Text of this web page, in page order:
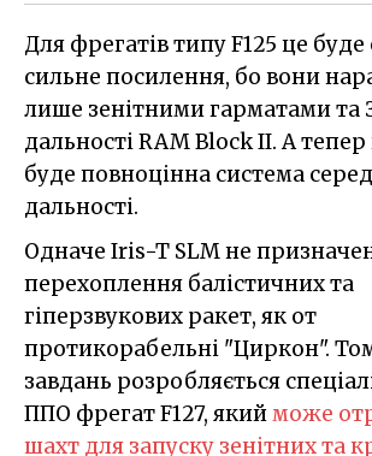
Для фрегатів типу F125 це
сильне посилення, бо вони
лише зенітними гарматами та
дальності RAM Block II. А
буде повноцінна система
дальності.
Одначе Iris-T SLM не
перехоплення балістичних та
гіперзвукових ракет, як от
протикорабельні "Циркон".
завдань розробляється
ППО фрегат F127, якийможе
шахт для запуску зенітних та